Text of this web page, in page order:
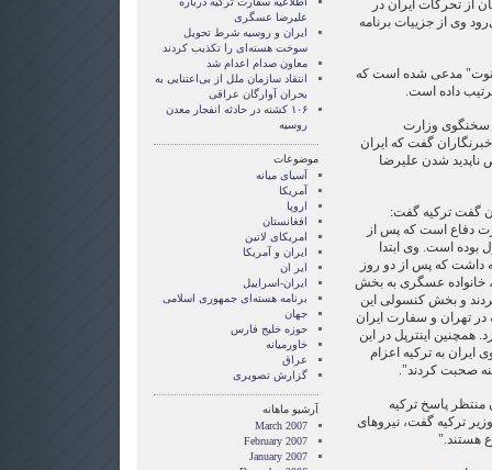
از تحرکات ایران در
وی از جزییات برنامه
مدعی شده است که
داده است.
سخنگوی وزارت
گفت که ایران
ناپدید شدن علیرضا
گفت تركیه گفت:
دفاع است كه پس از
است. وی ابتدا
كه پس از دو روز
خانواده عسگری به بخش
و بخش كنسولی این
در تهران و سفارت ایران
همچنین اینترپل در این
ایران به تركیه اعزام
صحبت كردند".
پاسخ تركیه
تركیه گفت، نیروهای
هستند."
علیرضا عسگری
ایران و روسیه شرط تحویل
سوخت هسته‌ای را تکذیب کردند
معاون صدام اعدام شد
انتقاد سازمان ملل از بی‌اعتنایی به
بحران آوارگان عراقی
۱۰۶ کشته در حادثه انفجار معدن
روسیه
موضوعات
آسيای ميانه
آمریکا
اروپا
افغانستان
امریکای لاتین
ايران و آمريکا
ایر ان
ایران-اسراییل
برنامه هسته‌ای جمهوری اسلامی
جهان
حوزه خلیج فارس
خاورمیانه
عراق
گزارش تصويری
آرشیو ماهانه
March 2007
February 2007
January 2007